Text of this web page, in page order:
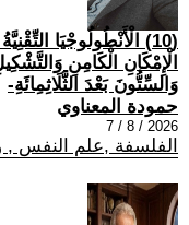
(10) الْأَنْطُولُوجْيَا
الْإِمْكَانِ الْكَامِنِ
وَالسِّتُّونَ بَعْدَ الثَّلَاثِمِائَةِ-
حمودة المعناوي
2026 / 8 / 7
الفلسفة ,علم النفس ,